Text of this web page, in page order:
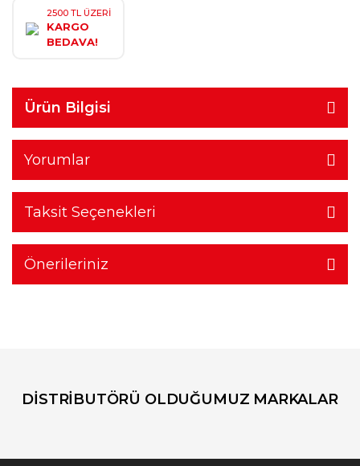
2500 TL ÜZERİ
KARGO
BEDAVA!
Ürün Bilgisi
Yorumlar
Taksit Seçenekleri
Önerileriniz
DİSTRİBUTÖRÜ OLDUĞUMUZ MARKALAR